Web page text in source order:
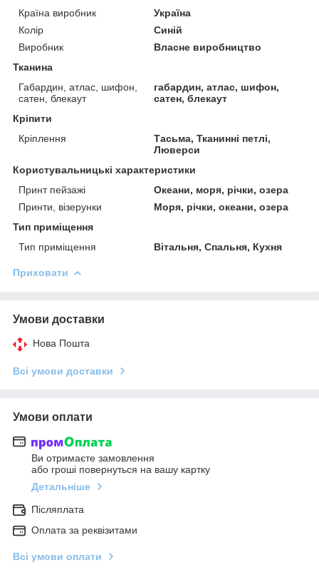
Країна виробник
Україна
Колір
Синій
Виробник
Власне виробництво
Тканина
Габардин, атлас, шифон,
сатен, блекаут
габардин, атлас, шифон,
сатен, блекаут
Кріпити
Кріплення
Тасьма, Тканинні петлі,
Люверси
Користувальницькі характеристики
Принт пейзажі
Океани, моря, річки, озера
Принти, візерунки
Моря, річки, океани, озера
Тип приміщення
Тип приміщення
Вітальня, Спальня, Кухня
Приховати
Умови доставки
Нова Пошта
Всі умови доставки
Умови оплати
Ви отримаєте замовлення
або гроші повернуться на вашу картку
Детальніше
Післяплата
Оплата за реквізитами
Всі умови оплати